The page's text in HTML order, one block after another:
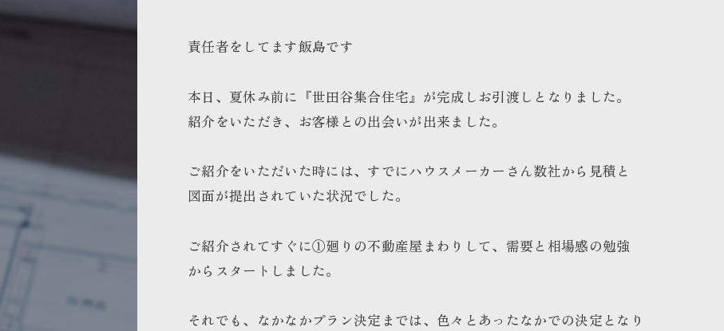
責任者をしてます飯島です
本日、夏休み前に『世田谷集合住宅』が完成しお引渡しとなりました。
紹介をいただき、お客様との出会いが出来ました。
ご紹介をいただいた時には、すでにハウスメーカーさん数社から見積と
図面が提出されていた状況でした。
ご紹介されてすぐに①廻りの不動産屋まわりして、需要と相場感の勉強
からスタートしました。
それでも、なかなかプラン決定までは、色々とあったなかでの決定となり